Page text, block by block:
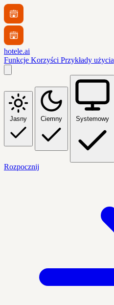
hotele.ai
Funkcje Korzyści Przykłady użycia
Jasny Ciemny Systemowy
Rozpocznij